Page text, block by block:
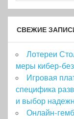
СВЕЖИЕ
Лотереи
меры кибер-
Игровая
специфика
и выбор
Онлайн-